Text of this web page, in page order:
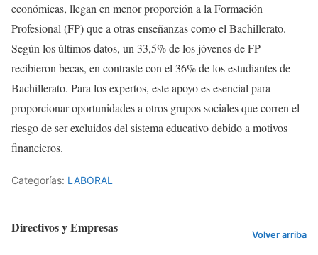
económicas, llegan en menor proporción a la Formación
Profesional (FP) que a otras enseñanzas como el Bachillerato.
Según los últimos datos, un 33,5% de los jóvenes de FP
recibieron becas, en contraste con el 36% de los estudiantes de
Bachillerato. Para los expertos, este apoyo es esencial para
proporcionar oportunidades a otros grupos sociales que corren el
riesgo de ser excluidos del sistema educativo debido a motivos
financieros.
Categorías: LABORAL
Directivos y Empresas Volver arriba